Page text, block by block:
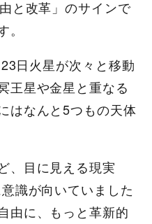
と改革」のサインで
日火星が次々と移動
王星や金星と重なる
はなんと5つもの天体
、目に見える現実
識が向いていました
由に、もっと革新的